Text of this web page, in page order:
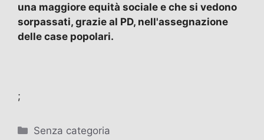
una maggiore equità sociale e che si vedono
sorpassati, grazie al PD, nell'assegnazione
delle case popolari.
;
Categorie
Senza categoria